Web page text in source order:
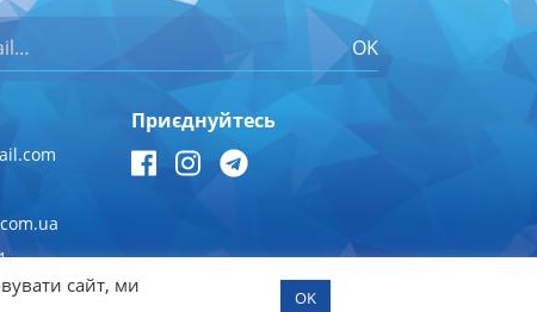
OK
Приєднуйтесь
сайт, ми
OK